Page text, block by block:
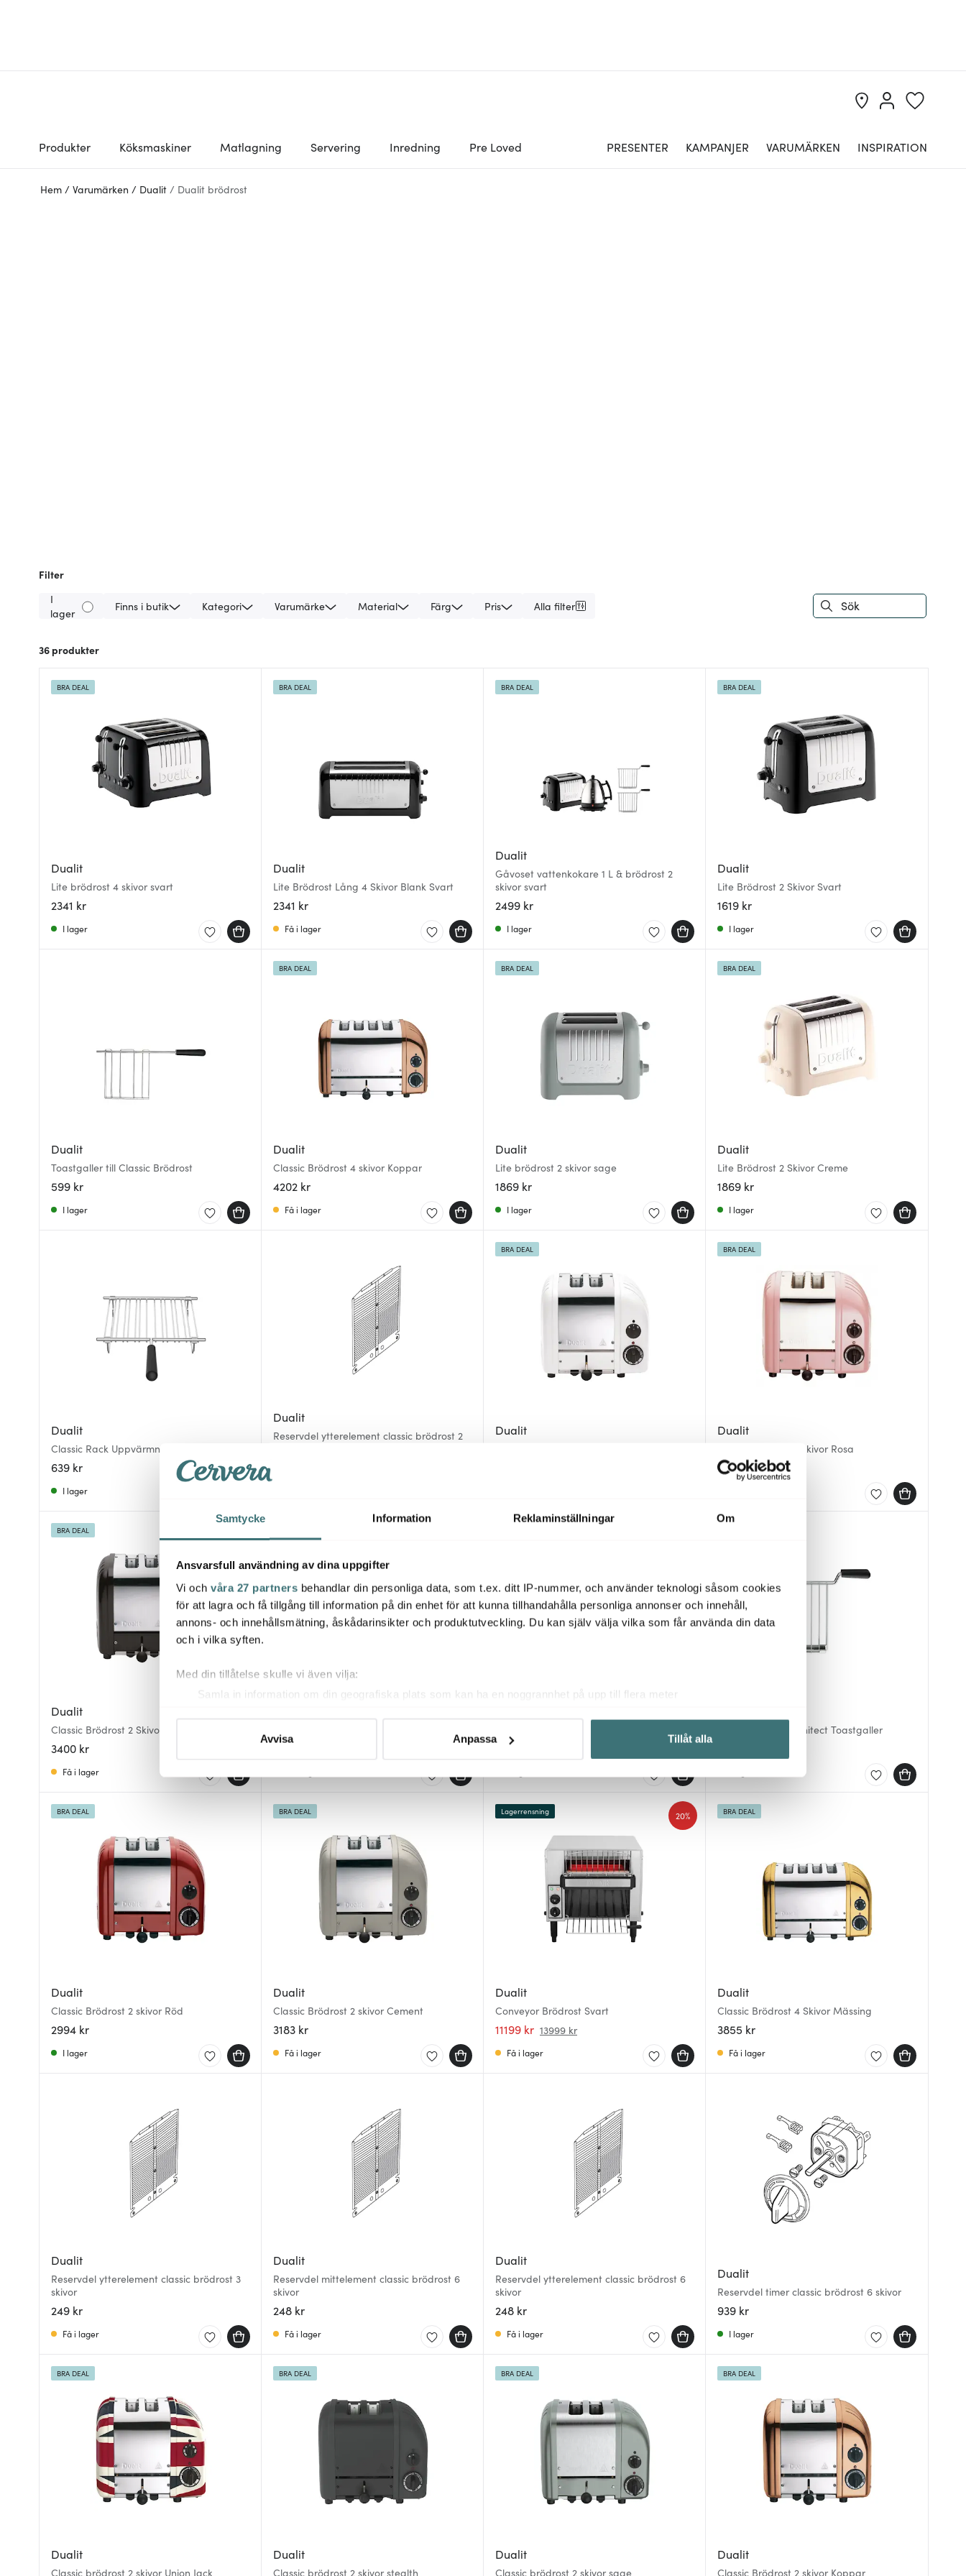
Samtycke Information Reklaminställningar Om
Ansvarsfull användning av dina uppgifter
Vi och våra 27 partners behandlar din personliga data, som t.ex. ditt IP-nummer, och använder teknologi såsom cookies
för att lagra och få tillgång till information på din enhet för att kunna tillhandahålla personliga annonser och innehåll,
annons- och innehållsmätning, åskådarinsikter och produktutveckling. Du kan själv välja vilka som får använda din data
och i vilka syften.
Med din tillåtelse skulle vi även vilja:
Samla in information om din geografiska plats som kan ha en noggrannhet på upp till flera meter
detaljsektionen
eller dra tillbaka ditt samtycke när som helst från cookie-förklaringen.
Vi använder cookies för att innehållet och annonserna ska anpassas efter det som vi tror att du tycker om. Det gör också
att vi kan analysera vår trafik och göra hemsidan ännu bättre. Du bestämmer själv vilka cookies som du vill dela med dig
Avvisa Anpassa Tillåt alla
Produkter Köksmaskiner Matlagning Servering Inredning Pre Loved PRESENTER KAMPANJER VARUMÄRKEN INSPIRATION
Hem / Varumärken / Dualit / Dualit brödrost
Filter
I
lager
Finns i butik Kategori Varumärke Material Färg Pris Alla filter
36 produkter
Dualit
Lite brödrost 4 skivor svart
2341 kr
BRA DEAL
I lager
Dualit
Lite Brödrost Lång 4 Skivor Blank Svart
2341 kr
BRA DEAL
Få i lager
Dualit
Gåvoset vattenkokare 1 L & brödrost 2
skivor svart
2499 kr
BRA DEAL
I lager
Dualit
Lite Brödrost 2 Skivor Svart
1619 kr
BRA DEAL
I lager
Dualit
Toastgaller till Classic Brödrost
599 kr
I lager
Dualit
Classic Brödrost 4 skivor Koppar
4202 kr
BRA DEAL
Få i lager
Dualit
Lite brödrost 2 skivor sage
1869 kr
BRA DEAL
I lager
Dualit
Lite Brödrost 2 Skivor Creme
1869 kr
BRA DEAL
I lager
Dualit
Classic Rack Uppvärmningsställ
639 kr
I lager
Dualit
Reservdel ytterelement classic brödrost 2
Dualit
BRA DEAL
Dualit
Classic Brödrost 2 skivor Rosa
2994 kr
BRA DEAL
Dualit
Classic Brödrost 2 Skivor Matt Svart
3400 kr
BRA DEAL
Få i lager
2994 kr 1801 kr
Lite - Domus - Architect Toastgaller
Dualit
Classic Brödrost 2 skivor Röd
2994 kr
BRA DEAL
I lager
Dualit
Classic Brödrost 2 skivor Cement
3183 kr
BRA DEAL
Få i lager
Dualit
Conveyor Brödrost Svart
11199 kr 13999 kr
20%
Lagerrensning
Få i lager
Dualit
Classic Brödrost 4 Skivor Mässing
3855 kr
BRA DEAL
Få i lager
Dualit
Reservdel ytterelement classic brödrost 3
skivor
249 kr
Få i lager
Dualit
Reservdel mittelement classic brödrost 6
skivor
248 kr
Få i lager
Dualit
Reservdel ytterelement classic brödrost 6
skivor
248 kr
Få i lager
Dualit
Reservdel timer classic brödrost 6 skivor
939 kr
I lager
Dualit
Classic brödrost 2 skivor Union Jack
BRA DEAL
Dualit
Classic brödrost 2 skivor stealth
BRA DEAL
Dualit
Classic brödrost 2 skivor sage
BRA DEAL
Dualit
Classic Brödrost 2 skivor Koppar
BRA DEAL